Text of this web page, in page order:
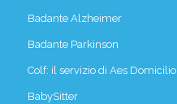
Badante Alzheimer
Badante Parkinson
Colf: il servizio di Aes Domicilio
BabySitter